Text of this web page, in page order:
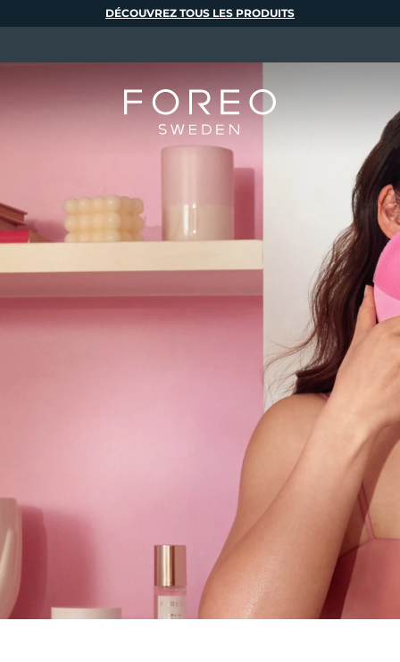
DÉCOUVREZ TOUS LES PRODUITS